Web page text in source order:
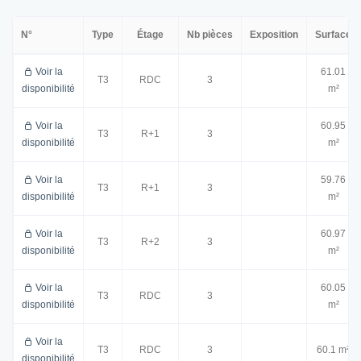
N° Type Étage Nb pièces Exposition Surface
Voir la
disponibilité
T3 RDC 3
61.01
m²
Voir la
disponibilité
T3 R+1 3
60.95
m²
Voir la
disponibilité
T3 R+1 3
59.76
m²
Voir la
disponibilité
T3 R+2 3
60.97
m²
Voir la
disponibilité
T3 RDC 3
60.05
m²
Voir la
disponibilité
T3 RDC 3 60.1 m²